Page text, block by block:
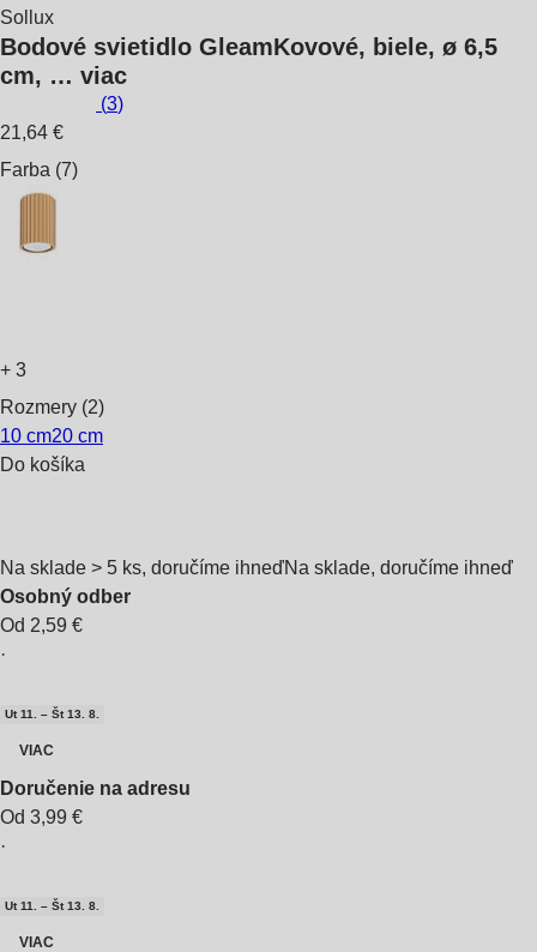
Sollux
Bodové svietidlo GleamKovové, biele, ø 6,5
cm, … viac
(3)
21,64 €
Farba (7)
+ 3
Rozmery (2)
10 cm20 cm
Do košíka
Na sklade > 5 ks, doručíme ihneďNa sklade, doručíme ihneď
Osobný odber
Od 2,59 €
·
Ut 11. – Št 13. 8.
VIAC
Doručenie na adresu
Od 3,99 €
·
Ut 11. – Št 13. 8.
VIAC